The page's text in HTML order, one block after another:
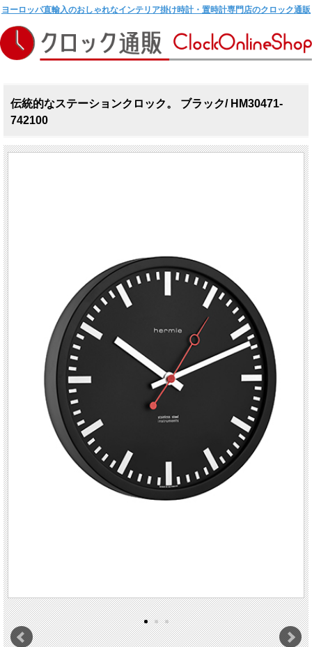
ヨーロッパ直輸入のおしゃれなインテリア掛け時計・置時計専門店のクロック通販
伝統的なステーションクロック。 ブラック/ HM30471-
742100